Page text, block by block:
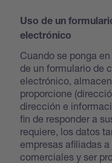
Uso de un
electrónico
Cuando se ponga
de un formulario de
electrónico,
proporcione
dirección e
fin de responder a
requiere, los datos
empresas afiliadas
comerciales y ser